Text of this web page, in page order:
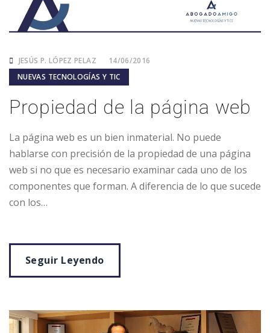
JESÚS P. LÓPEZ PELAZ
14/06/2016
NUEVAS TECNOLOGÍAS Y TIC
Propiedad de la página web
La página web es un bien inmaterial. No puede
hablarse con precisión de la propiedad de una página
web si no que es necesario examinar cada uno de los
componentes que forman. A diferencia de lo que sucede
con los…
Seguir Leyendo